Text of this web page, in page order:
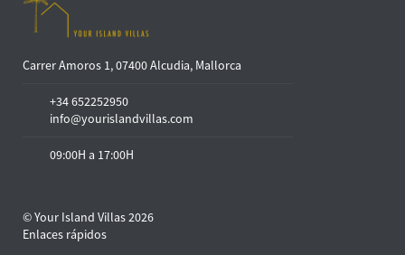
Carrer Amoros 1, 07400 Alcudia, Mallorca
+34 652252950
info@yourislandvillas.com
09:00H a 17:00H
© Your Island Villas 2026
Enlaces rápidos